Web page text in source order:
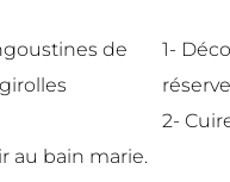
1-
2-
au bain marie.